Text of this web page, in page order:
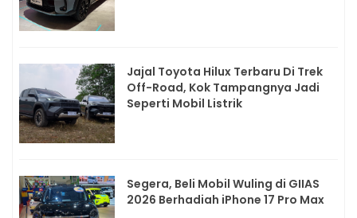
Jajal Toyota Hilux Terbaru Di Trek
Off-Road, Kok Tampangnya Jadi
Seperti Mobil Listrik
Segera, Beli Mobil Wuling di GIIAS
2026 Berhadiah iPhone 17 Pro Max